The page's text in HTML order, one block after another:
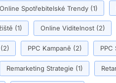
Online Spotřebitelské Trendy(1)
(1) Online Viditelnost(2)
(2) PPC Kampaně (2) PPC
Remarketing Strategie (1)